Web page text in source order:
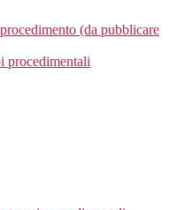
(da pubblicare
procedimentali